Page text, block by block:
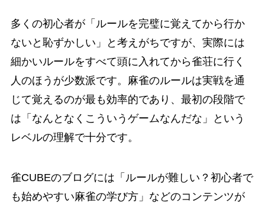
多くの初心者が「ルールを完璧に覚えてから行か
ないと恥ずかしい」と考えがちですが、実際には
細かいルールをすべて頭に入れてから雀荘に行く
人のほうが少数派です。麻雀のルールは実戦を通
じて覚えるのが最も効率的であり、最初の段階で
は「なんとなくこういうゲームなんだな」という
レベルの理解で十分です。
雀CUBEのブログには「ルールが難しい？初心者で
も始めやすい麻雀の学び方」などのコンテンツが